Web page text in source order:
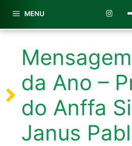
MENU
da Ano –
do Anffa
Janus